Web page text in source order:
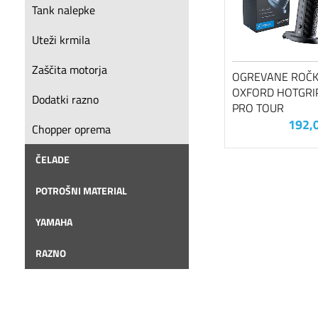
Tank nalepke
Uteži krmila
Zaščita motorja
Dodatki razno
Chopper oprema
ČELADE
POTROŠNI MATERIAL
YAMAHA
RAZNO
OGREVANE
OXFORD
PRO TOUR